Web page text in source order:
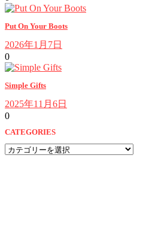
Put On Your Boots
2026年1月7日
0
Simple Gifts
2025年11月6日
0
CATEGORIES
CATEGORIES